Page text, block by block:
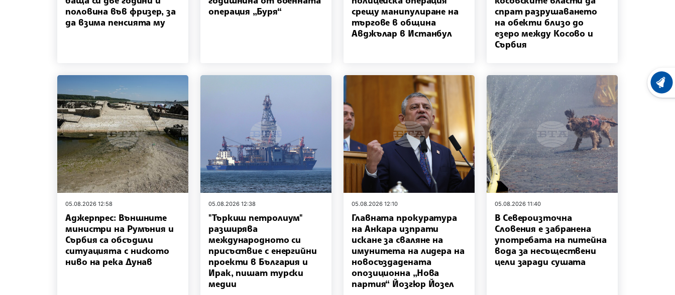
половина във фризер, за
да взима пенсията му
операция „Буря“
срещу манипулиране на
търгове в община
Авджълар в Истанбул
спрат разрушаването
на обекти близо до
езеро между Косово и
Сърбия
05.08.2026 12:58
Аджерпрес: Външните
министри на Румъния и
Сърбия са обсъдили
ситуацията с ниското
ниво на река Дунав
05.08.2026 12:38
"Търкиш петролиум"
разширява
международното си
присъствие с енергийни
проекти в България и
Ирак, пишат турски
медии
05.08.2026 12:10
Главната прокуратура
на Анкара изпрати
искане за сваляне на
имунитета на лидера на
новосъздадената
опозиционна „Нова
партия“ Йозгюр Йозел
05.08.2026 11:40
В Североизточна
Словения е забранена
употребата на питейна
вода за несъществени
цели заради сушата